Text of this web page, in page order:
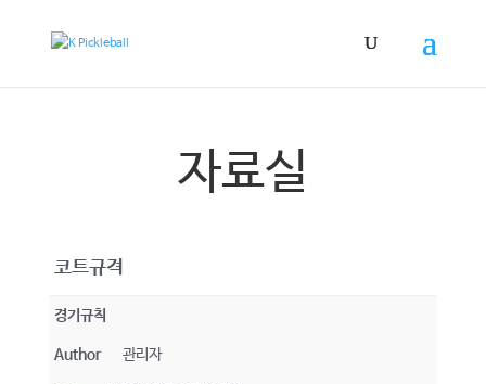
자료실
코트규격
경기규칙
Author 관리자